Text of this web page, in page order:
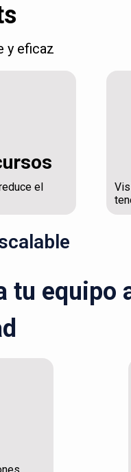
y eficaz
el
tu equipo